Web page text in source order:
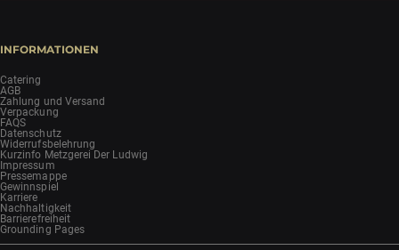
INFORMATIONEN
Catering
AGB
Zahlung und Versand
Verpackung
FAQS
Datenschutz
Widerrufsbelehrung
Kurzinfo Metzgerei Der Ludwig
Impressum
Pressemappe
Gewinnspiel
Karriere
Nachhaltigkeit
Barrierefreiheit
Grounding Pages